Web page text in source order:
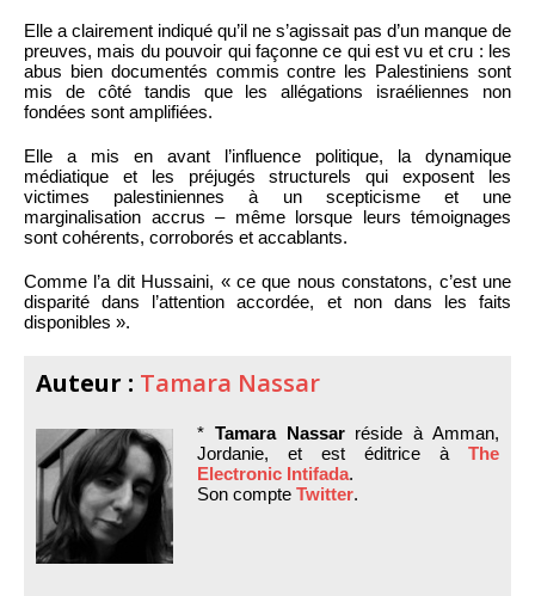
Elle a clairement indiqué qu’il ne s’agissait pas d’un manque de
preuves, mais du pouvoir qui façonne ce qui est vu et cru : les
abus bien documentés commis contre les Palestiniens sont
mis de côté tandis que les allégations israéliennes non
fondées sont amplifiées.
Elle a mis en avant l’influence politique, la dynamique
médiatique et les préjugés structurels qui exposent les
victimes palestiniennes à un scepticisme et une
marginalisation accrus – même lorsque leurs témoignages
sont cohérents, corroborés et accablants.
Comme l’a dit Hussaini, « ce que nous constatons, c’est une
disparité dans l’attention accordée, et non dans les faits
disponibles ».
Auteur : Tamara Nassar
* Tamara Nassarréside à Amman,
Jordanie, et est éditrice à The
Electronic Intifada.
Son compte Twitter.